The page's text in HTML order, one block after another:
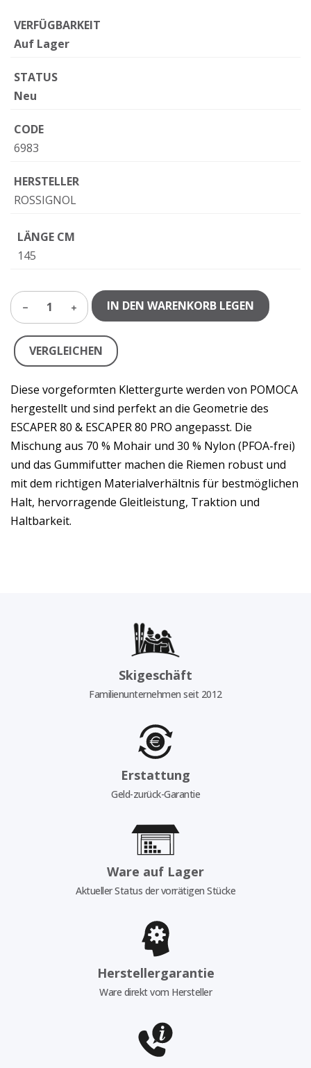
VERFÜGBARKEIT
Auf Lager
STATUS
Neu
CODE
6983
HERSTELLER
ROSSIGNOL
LÄNGE CM
145
1 IN DEN WARENKORB LEGEN
VERGLEICHEN
Diese vorgeformten Klettergurte werden von POMOCA
hergestellt und sind perfekt an die Geometrie des
ESCAPER 80 & ESCAPER 80 PRO angepasst. Die
Mischung aus 70 % Mohair und 30 % Nylon (PFOA-frei)
und das Gummifutter machen die Riemen robust und
mit dem richtigen Materialverhältnis für bestmöglichen
Halt, hervorragende Gleitleistung, Traktion und
Haltbarkeit.
Skigeschäft
Familienunternehmen seit 2012
Erstattung
Geld-zurück-Garantie
Ware auf Lager
Aktueller Status der vorrätigen Stücke
Herstellergarantie
Ware direkt vom Hersteller